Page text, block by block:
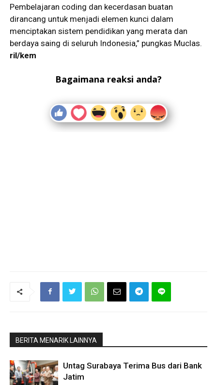
Pembelajaran coding dan kecerdasan buatan
dirancang untuk menjadi elemen kunci dalam
menciptakan sistem pendidikan yang merata dan
berdaya saing di seluruh Indonesia,” pungkas Muclas.
ril/kem
Bagaimana reaksi anda?
BERITA MENARIK LAINNYA
Untag Surabaya Terima Bus dari Bank
Jatim